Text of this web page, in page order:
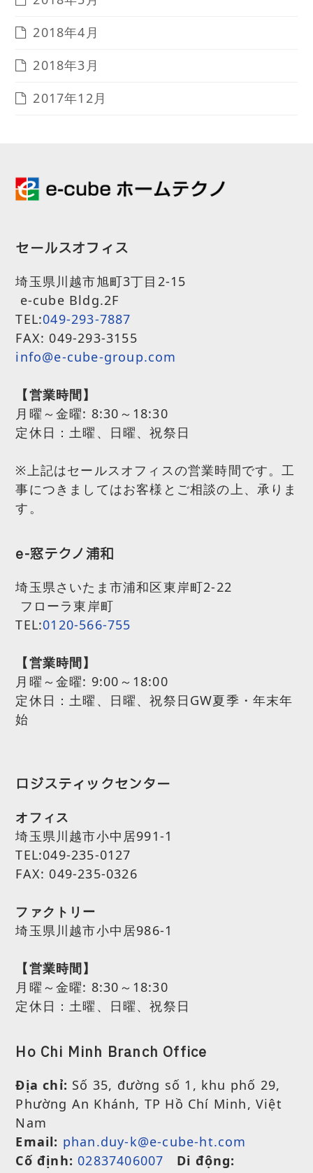
2018年4月
2018年3月
2017年12月
セールスオフィス
埼玉県川越市旭町3丁目2-15
e-cube Bldg.2F
TEL:049-293-7887
FAX: 049-293-3155
info@e-cube-group.com
【営業時間】
月曜～金曜: 8:30～18:30
定休日：土曜、日曜、祝祭日
※上記はセールスオフィスの営業時間です。工
事につきましてはお客様とご相談の上、承りま
す。
e-窓テクノ浦和
埼玉県さいたま市浦和区東岸町2-22
フローラ東岸町
TEL:0120-566-755
【営業時間】
月曜～金曜: 9:00～18:00
定休日：土曜、日曜、祝祭日GW夏季・年末年
始
ロジスティックセンター
オフィス
埼玉県川越市小中居991-1
TEL:049-235-0127
FAX: 049-235-0326
ファクトリー
埼玉県川越市小中居986-1
【営業時間】
月曜～金曜: 8:30～18:30
定休日：土曜、日曜、祝祭日
Ho Chi Minh Branch Office
Địa chỉ: Số 35, đường số 1, khu phố 29,
Phường An Khánh, TP Hồ Chí Minh, Việt
Nam
Email: phan.duy-k@e-cube-ht.com
Cố định: 02837406007
Di động: